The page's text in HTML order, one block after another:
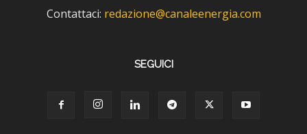
Contattaci: redazione@canaleenergia.com
SEGUICI